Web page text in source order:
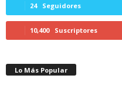
24 Seguidores
10,400 Suscriptores
Lo Más Popular